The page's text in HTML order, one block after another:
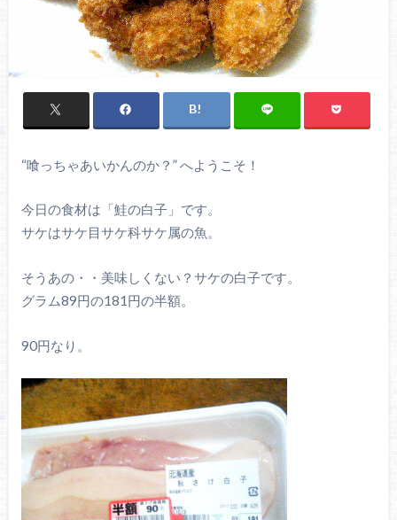
“喰っちゃあいかんのか？” へようこそ！
今日の食材は「鮭の白子」です。
サケはサケ目サケ科サケ属の魚。
そうあの・・美味しくない？サケの白子です。
グラム89円の181円の半額。
90円なり。